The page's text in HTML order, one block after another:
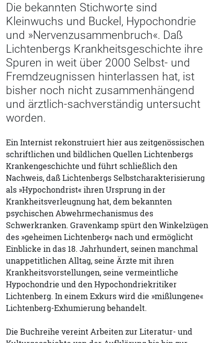
Die bekannten Stichworte sind
Kleinwuchs und Buckel, Hypochondrie
und »Nervenzusammenbruch«. Daß
Lichtenbergs Krankheitsgeschichte ihre
Spuren in weit über 2000 Selbst- und
Fremdzeugnissen hinterlassen hat, ist
bisher noch nicht zusammenhängend
und ärztlich-sachverständig untersucht
worden.
Ein Internist rekonstruiert hier aus zeitgenössischen
schriftlichen und bildlichen Quellen Lichtenbergs
Krankengeschichte und führt schließlich den
Nachweis, daß Lichtenbergs Selbstcharakterisierung
als »Hypochondrist« ihren Ursprung in der
Krankheitsverleugnung hat, dem bekannten
psychischen Abwehrmechanismus des
Schwerkranken. Gravenkamp spürt den Winkelzügen
des »geheimen Lichtenberg« nach und ermöglicht
Einblicke in das 18. Jahrhundert, seinen manchmal
unappetitlichen Alltag, seine Ärzte mit ihren
Krankheitsvorstellungen, seine vermeintliche
Hypochondrie und den Hypochondriekritiker
Lichtenberg. In einem Exkurs wird die »mißlungene«
Lichtenberg-Exhumierung behandelt.
Die Buchreihe vereint Arbeiten zur Literatur- und